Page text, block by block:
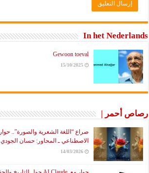
In het Nederlands
Gewoon toeval
15/10/2025
رصاص أحمر |
صراع “اللغة الشعرية والصورة”..
الاصطناعي ـ المحاور: حسان الجودي
14/03/2026